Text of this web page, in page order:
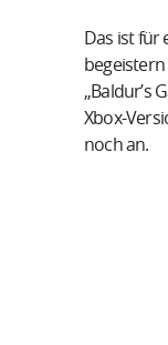
Das ist
„Baldur’s
Xbox-
noch an.